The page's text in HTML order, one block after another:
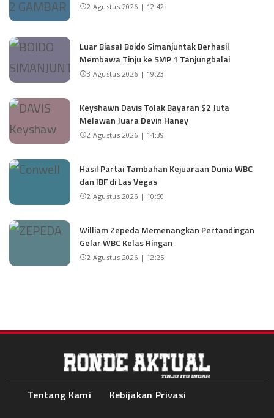
2 Agustus 2026 | 12:42
Luar Biasa! Boido Simanjuntak Berhasil
Membawa Tinju ke SMP 1 Tanjungbalai
3 Agustus 2026 | 19:23
Keyshawn Davis Tolak Bayaran $2 Juta
Melawan Juara Devin Haney
2 Agustus 2026 | 14:39
Hasil Partai Tambahan Kejuaraan Dunia WBC
dan IBF di Las Vegas
2 Agustus 2026 | 10:50
William Zepeda Memenangkan Pertandingan
Gelar WBC Kelas Ringan
2 Agustus 2026 | 12:25
Tentang Kami
Kebijakan Privasi